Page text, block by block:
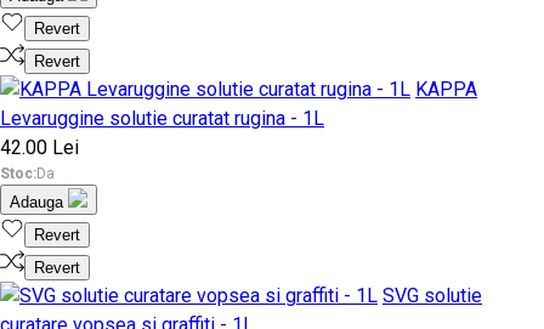
Revert
Revert
KAPPA
Levaruggine solutie curatat rugina - 1L
42.00 Lei
Stoc:Da
Adauga
Revert
Revert
SVG solutie